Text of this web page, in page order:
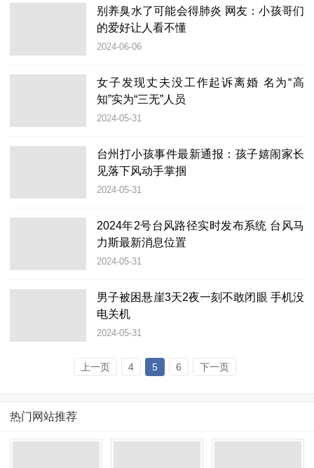
别养臭水了可能会得肺炎 网友：小孩哥们
的爱好让人看不懂
2024-06-06
女子发现丈夫没工作起诉离婚 名为“高
知”实为“三无”人员
2024-05-31
台州打小孩事件最新通报：孩子嬉闹家长
见落下风动手掌掴
2024-05-31
2024年2号台风路径实时发布系统 台风马
力斯最新消息位置
2024-05-31
男子被困悬崖3天2夜一刻不敢闭眼 手机没
电关机
2024-05-31
上一页 4 5 6 下一页
热门网站推荐